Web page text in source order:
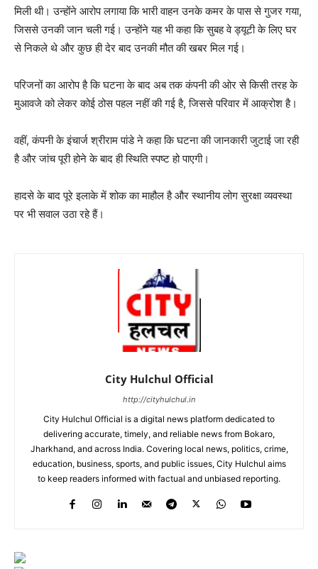
मिली थी। उन्होंने आरोप लगाया कि भारी वाहन उनके कमर के पास से गुजर गया,
जिससे उनकी जान चली गई। उन्होंने यह भी कहा कि सुबह वे ड्यूटी के लिए घर
से निकले थे और कुछ ही देर बाद उनकी मौत की खबर मिल गई।
परिजनों का आरोप है कि घटना के बाद अब तक कंपनी की ओर से किसी तरह के
मुआवजे को लेकर कोई ठोस पहल नहीं की गई है, जिससे परिवार में आक्रोश है।
वहीं, कंपनी के इंचार्ज श्रीराम पांडे ने कहा कि घटना की जानकारी जुटाई जा रही
है और जांच पूरी होने के बाद ही स्थिति स्पष्ट हो पाएगी।
हादसे के बाद पूरे इलाके में शोक का माहौल है और स्थानीय लोग सुरक्षा व्यवस्था
पर भी सवाल उठा रहे हैं।
City Hulchul Official
http://cityhulchul.in
City Hulchul Official is a digital news platform dedicated to
delivering accurate, timely, and reliable news from Bokaro,
Jharkhand, and across India. Covering local news, politics, crime,
education, business, sports, and public issues, City Hulchul aims
to keep readers informed with factual and unbiased reporting.